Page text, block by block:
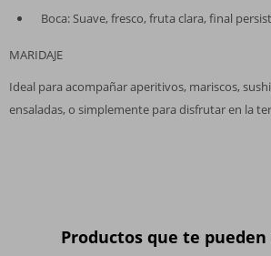
Boca: Suave, fresco, fruta clara, final
MARIDAJE
Ideal para acompañar aperitivos, mariscos,
ensaladas, o simplemente para disfrutar en la
Productos que te